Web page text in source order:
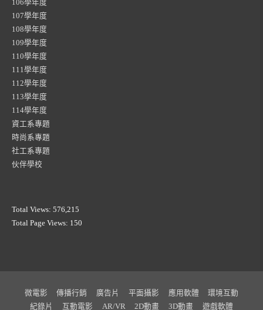
106學年度
107學年度
108學年度
109學年度
110學年度
111學年度
112學年度
113學年度
114學年度
資工系專題
時尚系專題
社工系專題
伙伴學校
Total Views: 576,215
Total Page Views: 150
微電影 傳播行銷 廣告片 平面攝影 應用軟體
環境互動
紀錄片
互動電影 AR/VR 2D動畫 3D動畫 遊戲軟體